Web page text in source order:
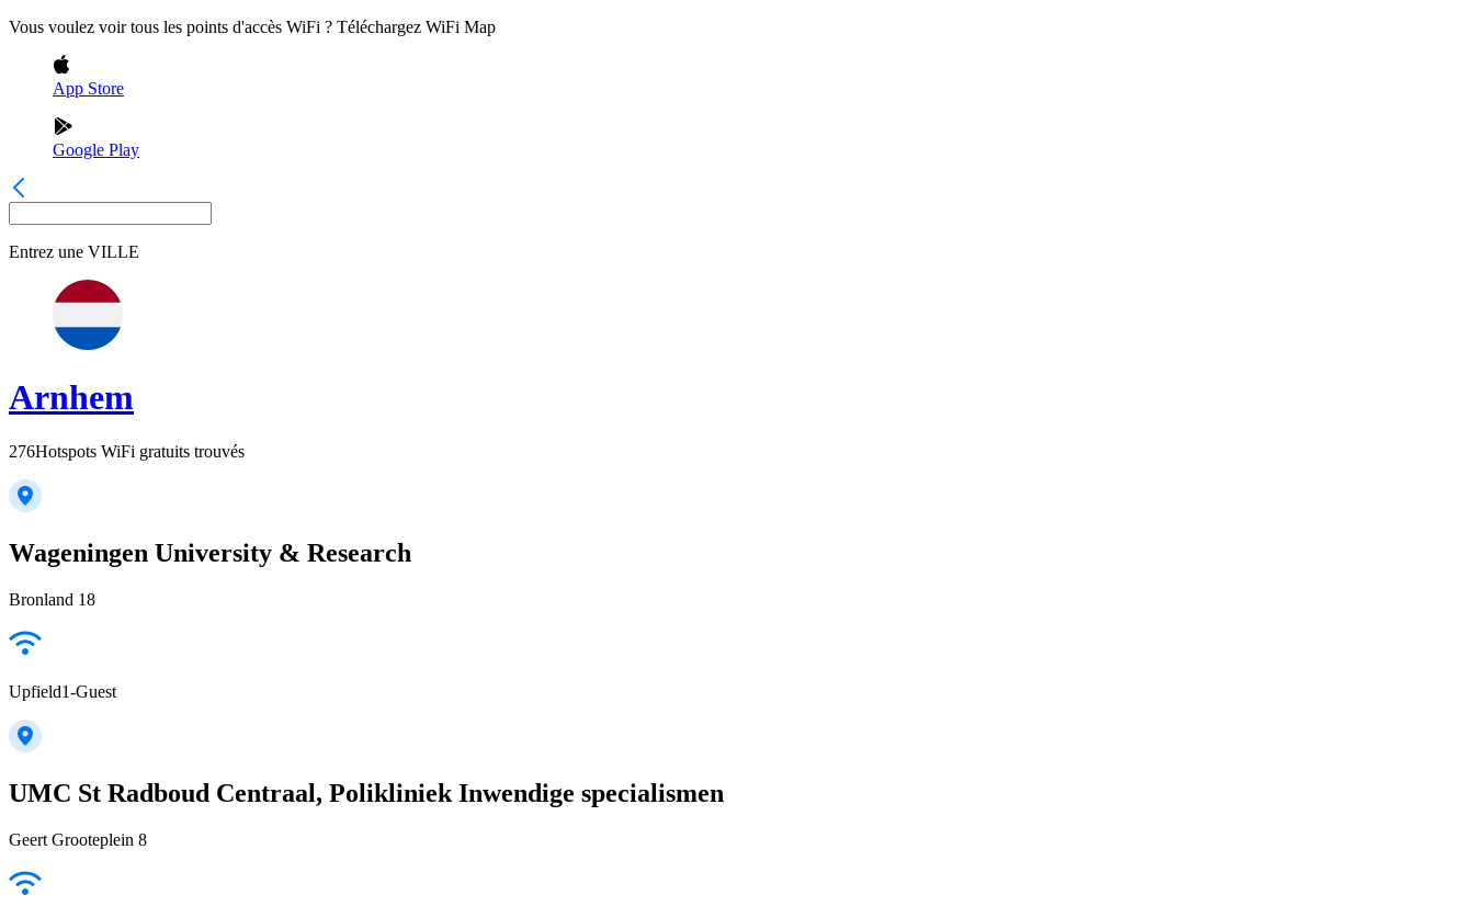
Vous voulez voir tous les points d'accès WiFi ? Téléchargez WiFi Map
App Store
Google Play
Entrez une VILLE
Arnhem
276Hotspots WiFi gratuits trouvés
Wageningen University & Research
Bronland 18
Upfield1-Guest
UMC St Radboud Centraal, Polikliniek Inwendige specialismen
Geert Grooteplein 8